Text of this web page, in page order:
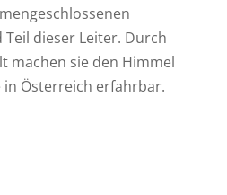
dieser Leiter. Durch
machen sie den Himmel
in Österreich erfahrbar.